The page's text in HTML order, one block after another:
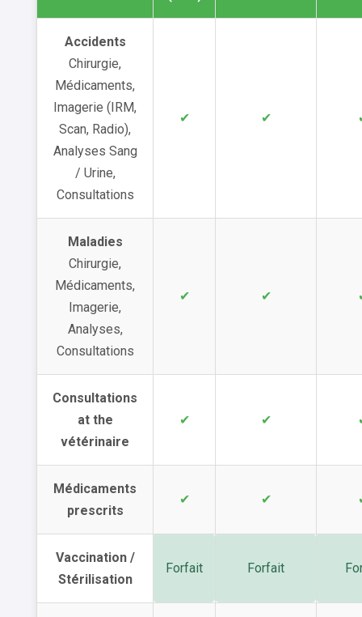
Accidents
Chirurgie,
Médicaments,
Imagerie (IRM,
Scan, Radio),
Analyses Sang
/ Urine,
Consultations
✔ ✔
Maladies
Chirurgie,
Médicaments,
Imagerie,
Analyses,
Consultations
✔ ✔
Consultations
at the
vétérinaire
✔ ✔
Médicaments
prescrits
✔ ✔
Vaccination /
Stérilisation
Forfait Forfait